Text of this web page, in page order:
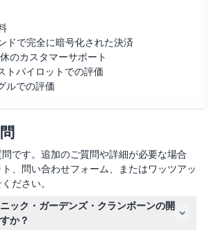
ドで完全に暗号化された決済
のカスタマーサポート
トパイロットでの評価
ルでの評価
です。追加のご質問や詳細が必要な場合
、問い合わせフォーム、またはワッツアッ
ださい。
ック・ガーデンズ・クランボーンの開
か？